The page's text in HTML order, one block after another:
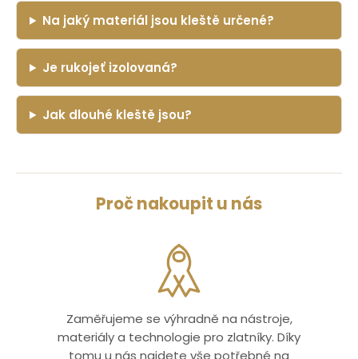
Na jaký materiál jsou kleště určené?
Je rukojeť izolovaná?
Jak dlouhé kleště jsou?
Proč nakoupit u nás
Zaměřujeme se výhradně na nástroje,
materiály a technologie pro zlatníky. Díky
tomu u nás najdete vše potřebné na